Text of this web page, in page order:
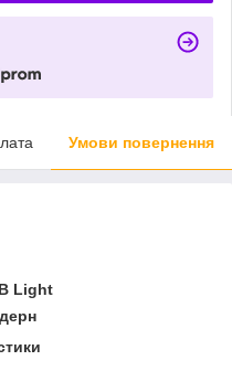
Умови повернення
Light